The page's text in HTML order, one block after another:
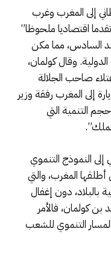
إلى المغرب وغرب
اقتصاديا ملحوظا”
السادس، مما مكن
وقال كولمان،
صاحب الجلالة
إلى المغرب رفقة وزير
التنمية التي
إلى النموذج التنموي
أطلقها المغرب، والتي
بالبلاد، دون إغفال
كولمان، فالأمر
التنموي للشعب